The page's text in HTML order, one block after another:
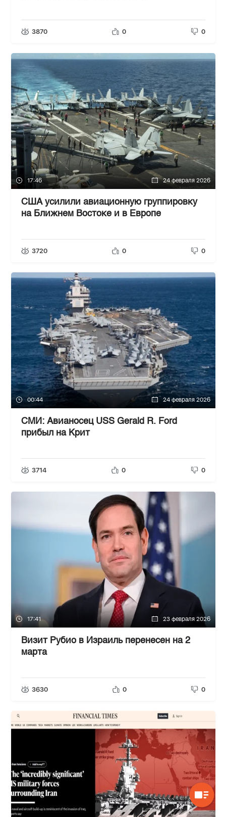
3870 0 0
17:46 24 февраля 2026
США усилили авиационную группировку
на Ближнем Востоке и в Европе
3720 0 0
00:44 24 февраля 2026
СМИ: Авианосец USS Gerald R. Ford
прибыл на Крит
3714 0 0
17:41 23 февраля 2026
Визит Рубио в Израиль перенесен на 2
марта
3630 0 0